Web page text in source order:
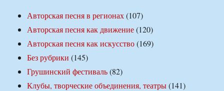
Авторская песня в регионах(107)
Авторская песня как движение(120)
Авторская песня как искусство(169)
Без рубрики (145)
Грушинский фестиваль(82)
Клубы, творческие объединения, театры(141)